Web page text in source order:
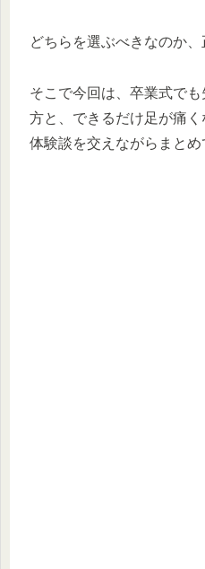
どちらを選ぶべきなのか、
そこで今回は、卒業式で
方と、できるだけ足が痛く
体験談を交えながらまとめ